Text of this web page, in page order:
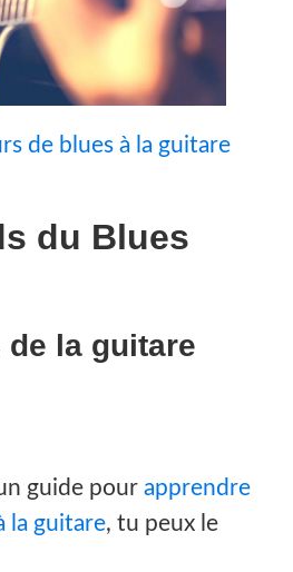
de blues à la guitare
du Blues
la guitare
guide pour apprendre
la guitare, tu peux le